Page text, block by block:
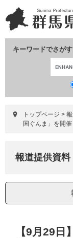
ー
ジ
ニ
ュ
て
キーワードでさがす
トップページ >
国ぐんま」を開
報道提供資料
【9月29日